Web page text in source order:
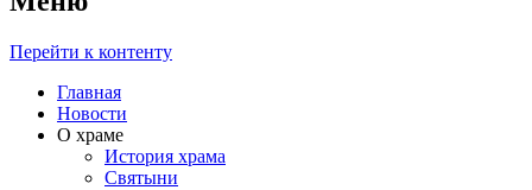
Перейти к контенту
Главная
Новости
О храме
История храма
Святыни